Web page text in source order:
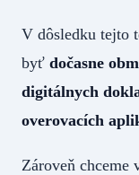
V dôsledku tejto
byť dočasne
digitálnych
overovacích
Zároveň chceme